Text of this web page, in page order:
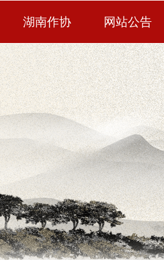
湖南作协 网站公告